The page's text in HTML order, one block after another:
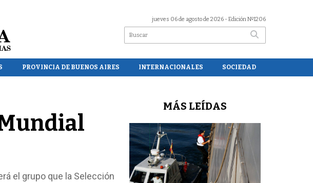
jueves 06 de agosto de 2026 - Edición Nº1206
PROVINCIA DE BUENOS AIRES INTERNACIONALES SOCIEDAD
el grupo que la Selección
MÁS LEÍDAS